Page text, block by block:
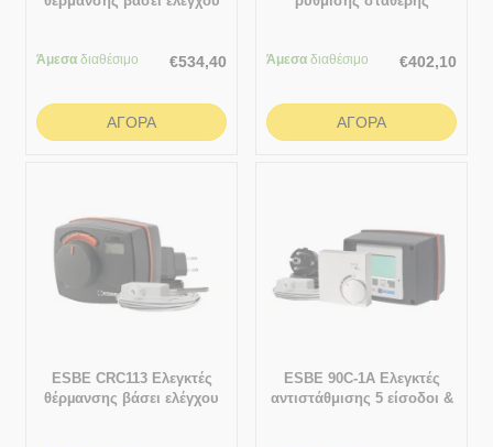
Άμεσα διαθέσιμο €534,40
ΑΓΟΡΆ
Άμεσα διαθέσιμο €402,10
ΑΓΟΡΆ
ESBE CRC113 Ελεγκτές
θέρµανσης βάσει ελέγχου
ESBE 90C-1A Ελεγκτές
αντιστάθμισης 5 είσοδοι &